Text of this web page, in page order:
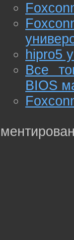
hipro5
Все
BIOS